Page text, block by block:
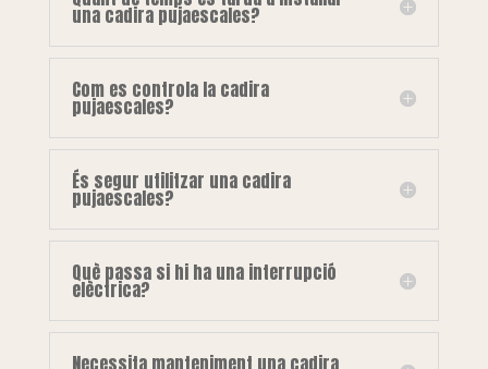
una cadira pujaescales?
Com es controla la cadira
pujaescales?
És segur utilitzar una cadira
pujaescales?
Què passa si hi ha una interrupció
elèctrica?